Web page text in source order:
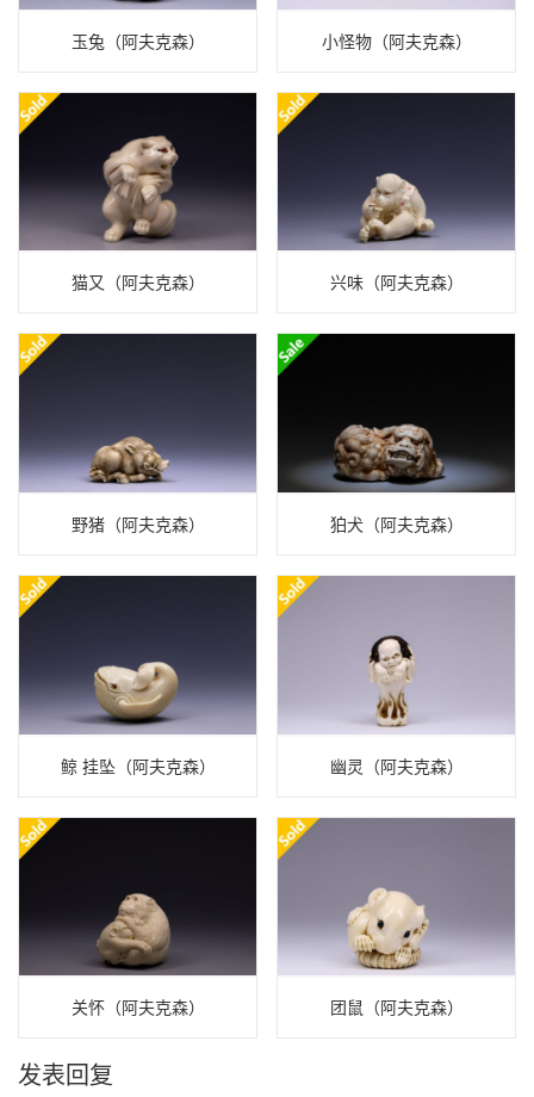
玉兔（阿夫克森） 小怪物（阿夫克森）
猫又（阿夫克森） 兴味（阿夫克森）
野猪（阿夫克森） 狛犬（阿夫克森）
鲸 挂坠（阿夫克森） 幽灵（阿夫克森）
关怀（阿夫克森） 团鼠（阿夫克森）
发表回复